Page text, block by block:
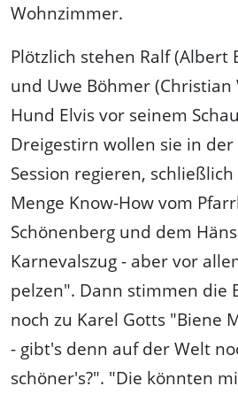
Wohnzimmer.
Plötzlich stehen Ralf
und Uwe Böhmer (Christian
Hund Elvis vor seinem
Dreigestirn wollen sie in
Session regieren,
Menge Know-How vom
Schönenberg und dem
Karnevalszug - aber vor
pelzen". Dann stimmen die
noch zu Karel Gotts "Biene
- gibt's denn auf der Welt
schöner's?". "Die könnten